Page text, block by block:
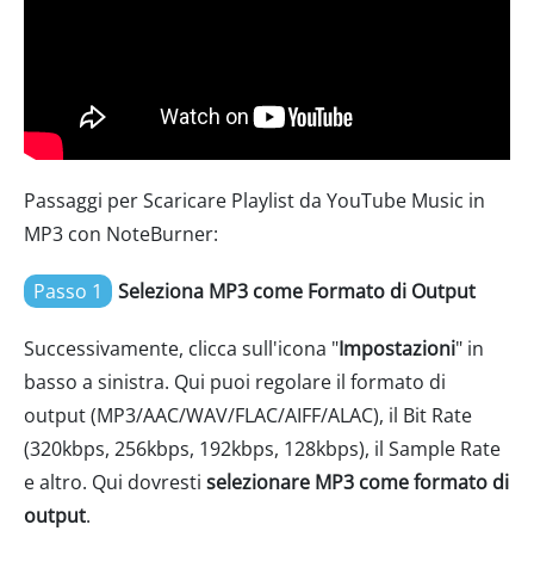
Passaggi per Scaricare Playlist da YouTube Music in
MP3 con NoteBurner:
Passo 1 Seleziona MP3 come Formato di Output
Successivamente, clicca sull'icona "Impostazioni" in
basso a sinistra. Qui puoi regolare il formato di
output (MP3/AAC/WAV/FLAC/AIFF/ALAC), il Bit Rate
(320kbps, 256kbps, 192kbps, 128kbps), il Sample Rate
e altro. Qui dovresti selezionare MP3 come formato di
output.